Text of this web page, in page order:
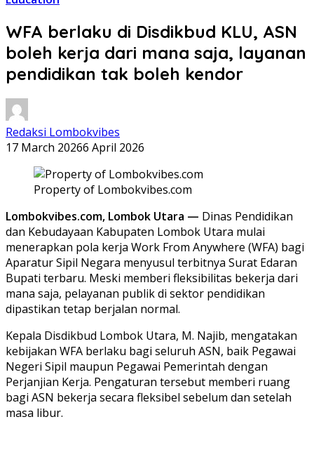
WFA berlaku di Disdikbud KLU, ASN
boleh kerja dari mana saja, layanan
pendidikan tak boleh kendor
Redaksi Lombokvibes
17 March 20266 April 2026
Property of Lombokvibes.com
Lombokvibes.com, Lombok Utara — Dinas Pendidikan
dan Kebudayaan Kabupaten Lombok Utara mulai
menerapkan pola kerja Work From Anywhere (WFA) bagi
Aparatur Sipil Negara menyusul terbitnya Surat Edaran
Bupati terbaru. Meski memberi fleksibilitas bekerja dari
mana saja, pelayanan publik di sektor pendidikan
dipastikan tetap berjalan normal.
Kepala Disdikbud Lombok Utara, M. Najib, mengatakan
kebijakan WFA berlaku bagi seluruh ASN, baik Pegawai
Negeri Sipil maupun Pegawai Pemerintah dengan
Perjanjian Kerja. Pengaturan tersebut memberi ruang
bagi ASN bekerja secara fleksibel sebelum dan setelah
masa libur.